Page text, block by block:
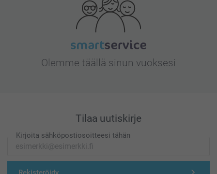
Olemme täällä sinun vuoksesi
Tilaa uutiskirje
Kirjoita sähköpostiosoitteesi tähän